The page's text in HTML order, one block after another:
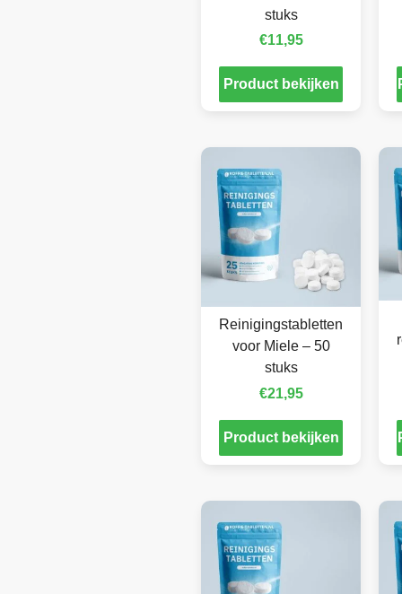
stuks
€11,95
Product bekijken
Reinigingstabletten
voor Miele – 50
stuks
€21,95
Product bekijken